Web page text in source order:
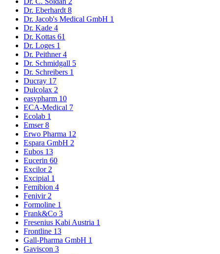
Dr. Eberhardt8
Dr. Jacob's Medical GmbH 1
Dr. Kade 4
Dr. Kottas 61
Dr. Loges 1
Dr. Peithner4
Dr. Schmidgall 5
Dr. Schreibers 1
Ducray 17
Dulcolax 2
easypharm 10
ECA-Medical 7
Ecolab 1
Emser8
Erwo Pharma 12
Espara GmbH 2
Eubos 13
Eucerin 60
Excilor2
Excipial 1
Femibion 4
Fenivir2
Formoline 1
Frank&Co 3
Fresenius Kabi Austria 1
Frontline 13
Gall-Pharma GmbH 1
Gaviscon 3